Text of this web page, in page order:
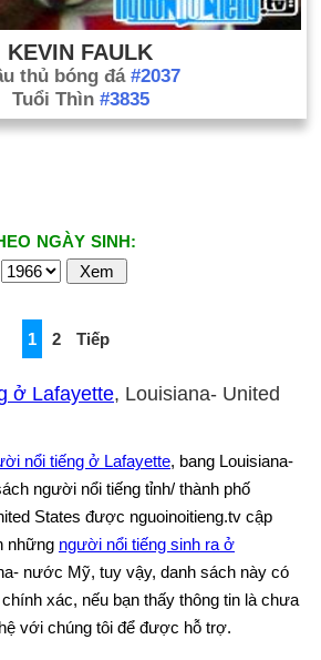
KEVIN FAULK
thủ bóng đá #2037
Tuổi Thìn #3835
NGÀY SINH:
1 2 Tiếp
ở Lafayette, Louisiana- United
nổi tiếng ở Lafayette, bang Louisiana-
người nổi tiếng tỉnh/ thành phố
States được nguoinoitieng.tv cập
những người nổi tiếng sinh ra ở
nước Mỹ, tuy vậy, danh sách này có
xác, nếu bạn thấy thông tin là chưa
với chúng tôi để được hỗ trợ.